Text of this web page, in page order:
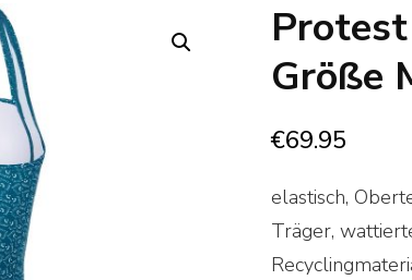
Größe
€69.95
elastisch,
Träger,